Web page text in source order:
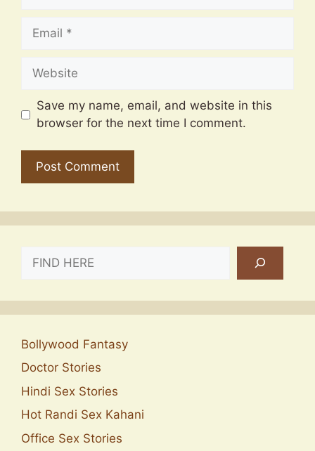
Email
Website
Save my name, email, and website in this
browser for the next time I comment.
Bollywood Fantasy
Doctor Stories
Hindi Sex Stories
Hot Randi Sex Kahani
Office Sex Stories